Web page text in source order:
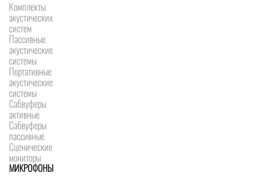
Комплекты
акустических
систем
Пассивные
акустические
системы
Портативные
акустические
системы
Сабвуферы
активные
Сабвуферы
пассивные
Сценические
мониторы
МИКРОФОНЫ